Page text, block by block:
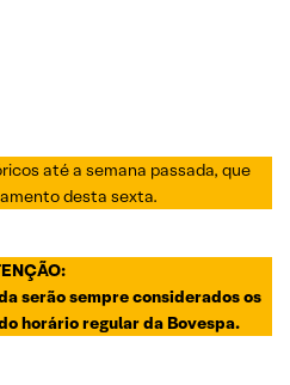
até a semana passada, que
desta sexta.
serão sempre considerados os
horário regular da Bovespa.